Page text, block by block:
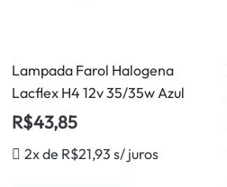
Lampada Farol Halogena
Lacflex H4 12v 35/35w Azul
R$43,85
2x de R$21,93 s/ juros